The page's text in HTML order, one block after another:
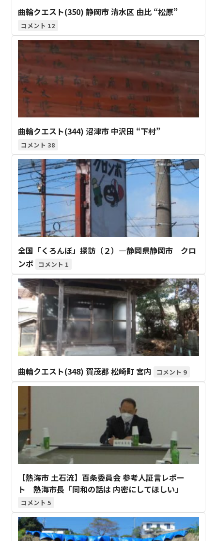
曲輪クエスト(350) 静岡市 清水区 由比 “松原”
12
曲輪クエスト(344) 沼津市 中沢田 “下村”
38
全国「くろんぼ」探訪（２）―静岡県静岡市 クロ
ンボ
1
曲輪クエスト(348) 賀茂郡 松崎町 宮内 9
【熱海市 土石流】百条委員会 参考人証言レポー
ト 熱海市長「同和の話は 内密にしてほしい」
5